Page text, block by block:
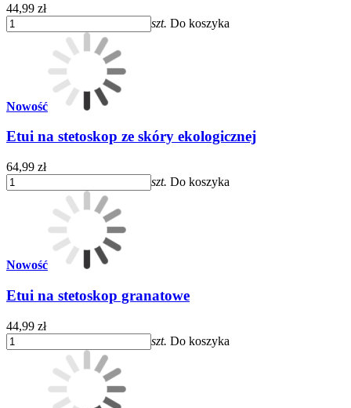
44,99 zł
szt. Do koszyka
Nowość
Etui na stetoskop ze skóry ekologicznej
64,99 zł
szt. Do koszyka
Nowość
Etui na stetoskop granatowe
44,99 zł
szt. Do koszyka